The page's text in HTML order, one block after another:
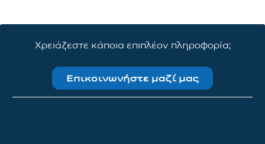
Χρειάζεστε κάποια επιπλέον πληροφορία;
Επικοινωνήστε μαζί μας